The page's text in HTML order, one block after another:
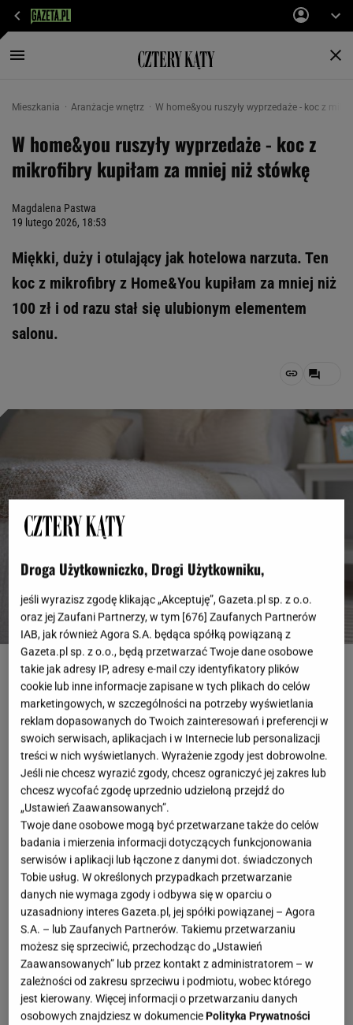
Mieszkania Aranżacje wnętrz W home&you ruszyły wyprzedaże - koc z
W home&you ruszyły wyprzedaże - koc z
mikrofibry kupiłam za mniej niż stówkę
Magdalena Pastwa
19 lutego 2026, 18:53
Miękki, duży i otulający jak hotelowa narzuta. Ten
koc z mikrofibry z Home&You kupiłam za mniej niż
100 zł i od razu stał się ulubionym elementem
salonu.
pl.freepik.com, freepik
OTWÓRZ GALERIĘ(3)
Jesienią i zimą to właśnie tekstylia budują klimat w
domu. Czasem wystarczy jeden nowy koc, by
kanapa zaczęła wyglądać bardziej przytulnie.
Podczas wyprzedaży wHome&You wpadł mi w oko
model ten koc i od razu wiedziałam, że musi wrócić
ze mną do domu. Cena była zaskoczeniem, ale
jeszcze większe wrażenie zrobiła jakość!
Droga Użytkowniczko, Drogi Użytkowniku,
jeśli wyrazisz zgodę klikając „Akceptuję”, Gazeta.pl sp. z o.o.
oraz jej Zaufani Partnerzy, w tym [676] Zaufanych Partnerów
IAB, jak również Agora S.A. będąca spółką powiązaną z
Gazeta.pl sp. z o.o., będą przetwarzać Twoje dane osobowe
takie jak adresy IP, adresy e-mail czy identyfikatory plików
cookie lub inne informacje zapisane w tych plikach do celów
marketingowych, w szczególności na potrzeby wyświetlania
reklam dopasowanych do Twoich zainteresowań i preferencji w
swoich serwisach, aplikacjach i w Internecie lub personalizacji
treści w nich wyświetlanych. Wyrażenie zgody jest dobrowolne.
Jeśli nie chcesz wyrazić zgody, chcesz ograniczyć jej zakres lub
chcesz wycofać zgodę uprzednio udzieloną przejdź do
„Ustawień Zaawansowanych”.
Twoje dane osobowe mogą być przetwarzane także do celów
badania i mierzenia informacji dotyczących funkcjonowania
serwisów i aplikacji lub łączone z danymi dot. świadczonych
Tobie usług. W określonych przypadkach przetwarzanie
danych nie wymaga zgody i odbywa się w oparciu o
uzasadniony interes Gazeta.pl, jej spółki powiązanej – Agora
S.A. – lub Zaufanych Partnerów. Takiemu przetwarzaniu
możesz się sprzeciwić, przechodząc do „Ustawień
Zaawansowanych” lub przez kontakt z administratorem – w
zależności od zakresu sprzeciwu i podmiotu, wobec którego
jest kierowany. Więcej informacji o przetwarzaniu danych
osobowych znajdziesz w dokumenciePolityka Prywatności